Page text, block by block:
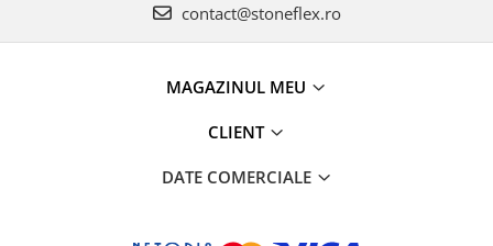
contact@stoneflex.ro
MAGAZINUL MEU
CLIENT
DATE COMERCIALE